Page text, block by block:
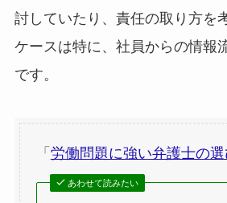
討していたり、責任の取り方を
ケースは特に、社員からの情報
です。
「 労働問題に強い弁護士の
あわせて読みたい